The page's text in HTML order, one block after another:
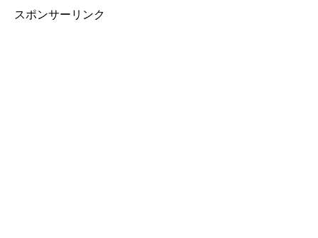
スポンサーリンク